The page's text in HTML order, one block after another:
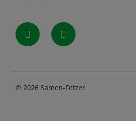
© 2026 Samen-Fetzer